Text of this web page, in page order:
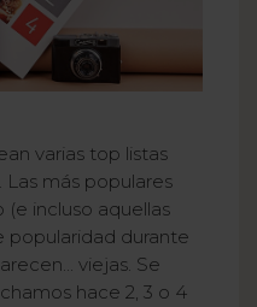
varias top listas
Las más populares
(e incluso aquellas
popularidad durante
viejas. Se
hace 2, 3 o 4